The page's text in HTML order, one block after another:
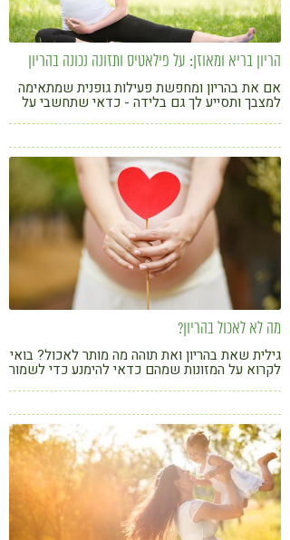
הריון בריא ומאוזן: על פילאטיס ותזונה נכונה בהריון
אם את בהריון ומחפשת פעילות גופנית שמתאימה
למצבך ותסייע לך גם בלידה - כדאי שתחשבי על
פילאטיס
מה לא לאכול בהריון?
גילית שאת בהריון ואת תוהה מה מותר לאכול? בואי
לקרוא על המזונות שמהם כדאי להימנע כדי לשמור